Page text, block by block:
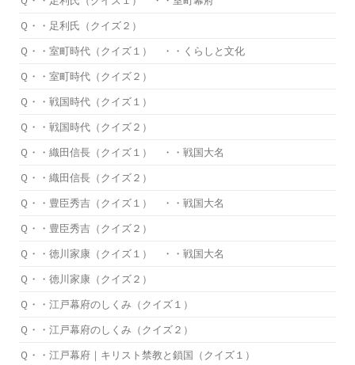
Ｑ・・足利氏（クイズ２）
Ｑ・・室町時代（クイズ１） ・・くらしと文化
Ｑ・・室町時代（クイズ２）
Ｑ・・戦国時代（クイズ１）
Ｑ・・戦国時代（クイズ２）
Ｑ・・織田信長（クイズ１） ・・戦国大名
Ｑ・・織田信長（クイズ２）
Ｑ・・豊臣秀吉（クイズ１） ・・戦国大名
Ｑ・・豊臣秀吉（クイズ２）
Ｑ・・徳川家康（クイズ１） ・・戦国大名
Ｑ・・徳川家康（クイズ２）
Ｑ・・江戸幕府のしくみ（クイズ１）
Ｑ・・江戸幕府のしくみ（クイズ２）
Ｑ・・江戸幕府｜キリスト禁教と鎖国（クイズ１）